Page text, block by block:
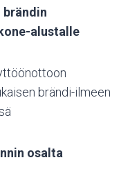
brändin
alustalle
brändi-ilmeen
osalta